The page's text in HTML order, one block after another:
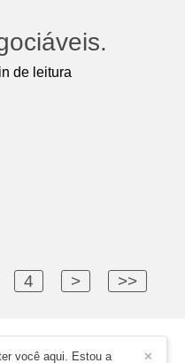
de leitura
4 > >>
✕
você aqui. Estou a